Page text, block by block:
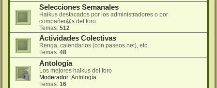
Selecciones Semanales
Haikus destacados por los administradores o por
compañer@s del foro
Temas: 512
Actividades Colectivas
Renga, calendarios (con paseos.net), etc.
Temas: 48
Antología
Los mejores haikus del foro
Moderador: Antología
Temas: 16